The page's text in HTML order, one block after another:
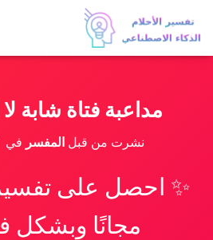
مداعبة فتاة شابة
نشرت من قبلالمفسر في
✨ احصل على
مجانًا وبشكل